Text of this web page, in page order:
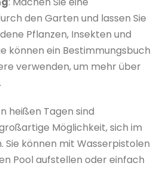
den Garten und lassen Sie
Pflanzen, Insekten und
können ein Bestimmungsbuch
verwenden, um mehr über
heißen Tagen sind
Möglichkeit, sich im
Sie können mit Wasserpistolen
Pool aufstellen oder einfach